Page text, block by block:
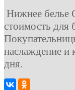
Нижнее белье
стоимость
наслаждение и
дня.